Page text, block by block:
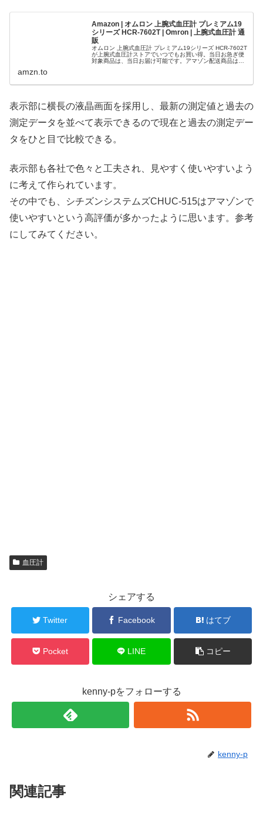
Amazon | オムロン 上腕式血圧計 プレミアム19
シリーズ HCR-7602T | Omron | 上腕式血圧計 通
販
オムロン 上腕式血圧計 プレミアム19シリーズ HCR-7602T
が上腕式血圧計ストアでいつでもお買い得。当日お急ぎ便
対象商品は、当日お届け可能です。アマゾン配送商品は、
amzn.to
表示部に横長の液晶画面を採用し、最新の測定値と過去の
測定データを並べて表示できるので現在と過去の測定デー
タをひと目で比較できる。
表示部も各社で色々と工夫され、見やすく使いやすいよう
に考えて作られています。
その中でも、シチズンシステムズCHUC-515はアマゾンで
使いやすいという高評価が多かったように思います。参考
にしてみてください。
血圧計
シェアする
Twitter Facebook はてブ
Pocket LINE コピー
kenny-pをフォローする
kenny-p
関連記事